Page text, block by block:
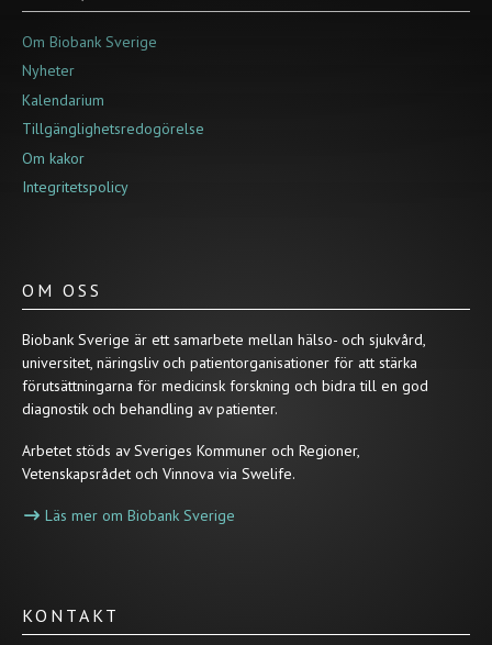
Om Biobank Sverige
Nyheter
Kalendarium
Tillgänglighetsredogörelse
Om kakor
Integritetspolicy
OM OSS
Biobank Sverige är ett samarbete mellan hälso- och sjukvård,
universitet, näringsliv och patientorganisationer för att stärka
förutsättningarna för medicinsk forskning och bidra till en god
diagnostik och behandling av patienter.
Arbetet stöds av Sveriges Kommuner och Regioner,
Vetenskapsrådet och Vinnova via Swelife.
Läs mer om Biobank Sverige
KONTAKT